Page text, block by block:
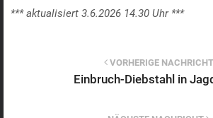
*** aktualisiert 3.6.2026 14.30 Uhr ***
VORHERIGE NACHRICHT
Einbruch-Diebstahl in